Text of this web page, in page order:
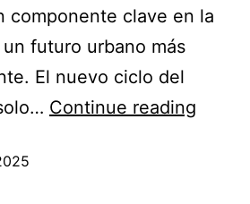
componente clave en la
futuro urbano más
El nuevo ciclo del
Continue reading